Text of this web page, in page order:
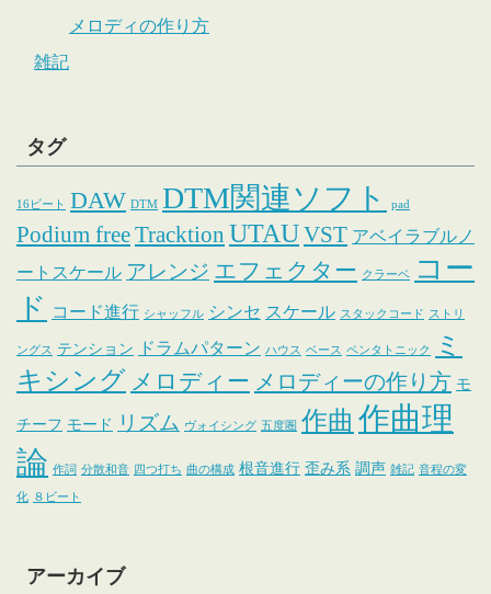
メロディの作り方
雑記
タグ
16ビート DAW DTM DTM関連ソフト pad
Podium freeTracktion UTAUVST アベイラブルノ
ートスケール アレンジ エフェクター クラーベ
コー
ド コード進行 シャッフル シンセ スケール スタックコード ストリ
ングス テンション ドラムパターン ハウス ベース ペンタトニック
ミ
キシング メロディー メロディーの作り方 モ
チーフ モード リズム ヴォイシング 五度圏 作曲 作曲理
論 作詞 分散和音 四つ打ち 曲の構成 根音進行 歪み系 調声 雑記 音程の変
化 ８ビート
アーカイブ